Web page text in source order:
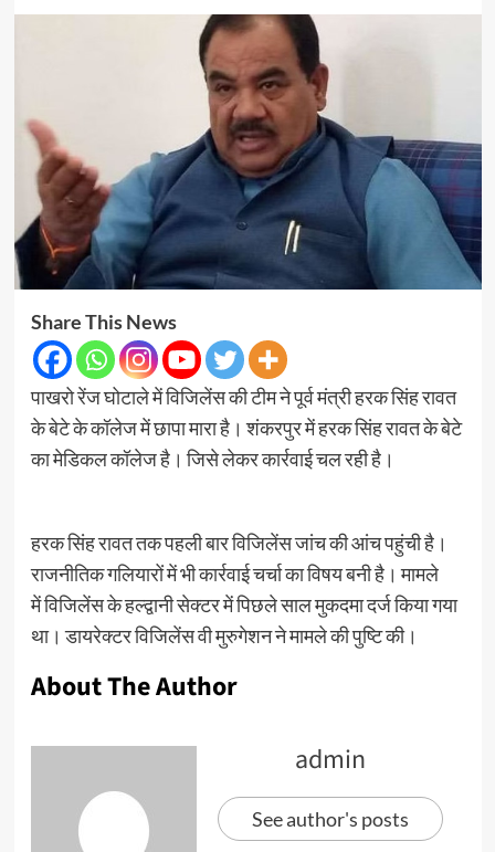
Share This News
पाखरो रेंज घोटाले में विजिलेंस की टीम ने पूर्व मंत्री हरक सिंह रावत
के बेटे के कॉलेज में छापा मारा है। शंकरपुर में हरक सिंह रावत के बेटे
का मेडिकल कॉलेज है। जिसे लेकर कार्रवाई चल रही है।
हरक सिंह रावत तक पहली बार विजिलेंस जांच की आंच पहुंची है।
राजनीतिक गलियारों में भी कार्रवाई चर्चा का विषय बनी है। मामले
में विजिलेंस के हल्द्वानी सेक्टर में पिछले साल मुकदमा दर्ज किया गया
था। डायरेक्टर विजिलेंस वी मुरुगेशन ने मामले की पुष्टि की।
About The Author
admin
See author's posts